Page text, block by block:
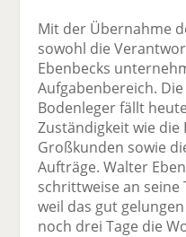
Mit der Übernahme
sowohl die
Ebenbecks
Aufgabenbereich.
Bodenleger fällt
Zuständigkeit wie
Großkunden sowie
Aufträge. Walter
schrittweise an
weil das gut
noch drei Tage die